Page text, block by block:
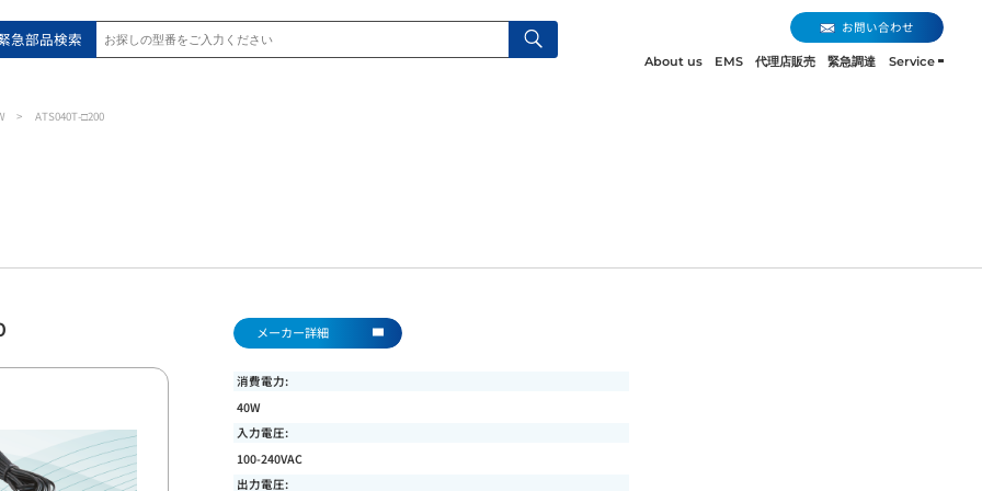
急部品検索
お問い合わせ
About us EMS 代理店販売 緊急調達 Service
ATS040T-□200
メーカー詳細
消費電力:
40W
入力電圧:
100-240VAC
出力電圧: